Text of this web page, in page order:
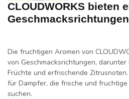
CLOUDWORKS bieten
Geschmacksrichtungen
Die fruchtigen Aromen von
von Geschmacksrichtungen,
Früchte und erfrischende
für Dampfer, die frische und
suchen.